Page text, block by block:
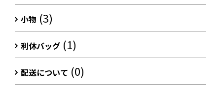
小物 (3)
利休バッグ (1)
配送について (0)